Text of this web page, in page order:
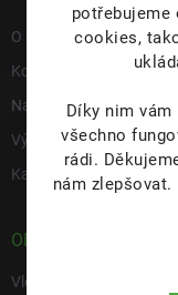
potřebujeme
cookies,
Díky nim
všechno
rádi.
nám
O nás
Kontakty
Napište nám
Výdejní místo s
Kariéra
ODEBÍRAT
Vložte svůj e-mail a my